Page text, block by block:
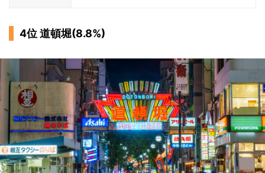
4位 道頓堀(8.8%)